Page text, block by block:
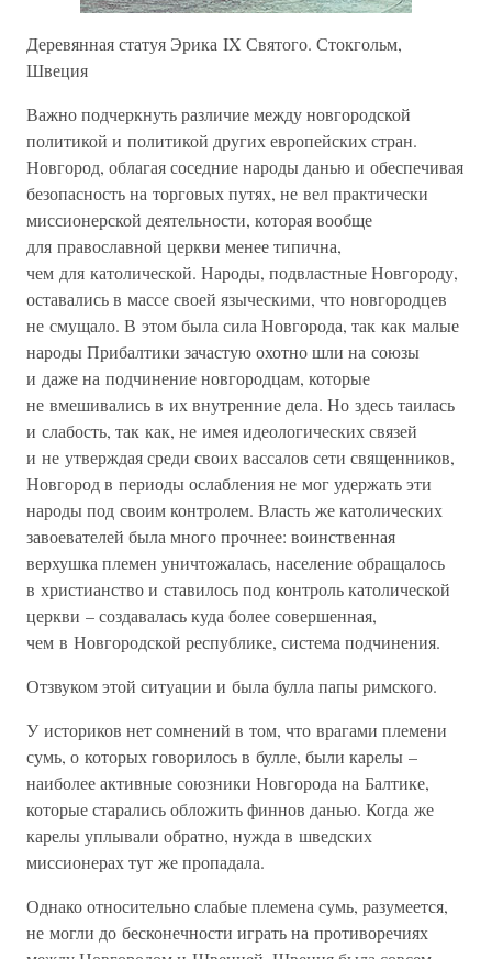
Деревянная статуя Эрика IX Святого. Стокгольм,
Швеция
Важно подчеркнуть различие между новгородской
политикой и политикой других европейских стран.
Новгород, облагая соседние народы данью и обеспечивая
безопасность на торговых путях, не вел практически
миссионерской деятельности, которая вообще
для православной церкви менее типична,
чем для католической. Народы, подвластные Новгороду,
оставались в массе своей языческими, что новгородцев
не смущало. В этом была сила Новгорода, так как малые
народы Прибалтики зачастую охотно шли на союзы
и даже на подчинение новгородцам, которые
не вмешивались в их внутренние дела. Но здесь таилась
и слабость, так как, не имея идеологических связей
и не утверждая среди своих вассалов сети священников,
Новгород в периоды ослабления не мог удержать эти
народы под своим контролем. Власть же католических
завоевателей была много прочнее: воинственная
верхушка племен уничтожалась, население обращалось
в христианство и ставилось под контроль католической
церкви – создавалась куда более совершенная,
чем в Новгородской республике, система подчинения.
Отзвуком этой ситуации и была булла папы римского.
У историков нет сомнений в том, что врагами племени
сумь, о которых говорилось в булле, были карелы –
наиболее активные союзники Новгорода на Балтике,
которые старались обложить финнов данью. Когда же
карелы уплывали обратно, нужда в шведских
миссионерах тут же пропадала.
Однако относительно слабые племена сумь, разумеется,
не могли до бесконечности играть на противоречиях